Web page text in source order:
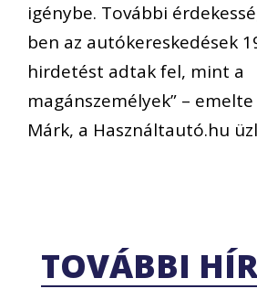
igénybe. További
ben az autókereskedések
hirdetést adtak fel, mint a
magánszemélyek” – emelte
Márk, a Használtautó.hu
TOVÁBBI